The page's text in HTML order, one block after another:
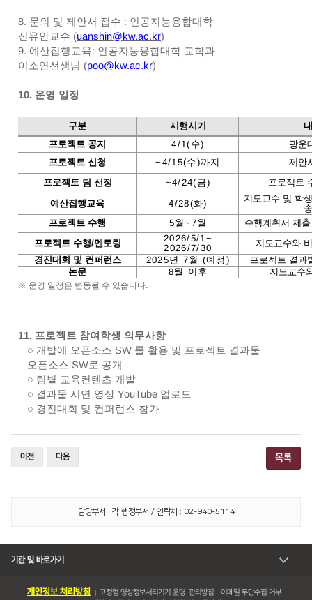
8. 문의 및 제안서 접수 : 인공지능융합대학
신유안교수 (uanshin@kw.ac.kr)
9. 예산집행교육: 인공지능융합대학 교학과
이소연선생님 (poo@kw.ac.kr)
10. 운영 일정
구분 시행시기
프로젝트 공지
4/1( 수)
광운
프로젝트 신청
~4/15(수)까지
제안
프로젝트 팀 선정
~4/24( 금)
프로젝트
예산집행교육
4/28(화)
지도교수 및 학
프로젝트 수행
5월~7월
수행계획서 제
프로젝트 수행/멘토링
2026/5/1~
2026/7/30
지도교수와
경진대회 및 컨퍼런스
2025년 7월 (예정 )
프로젝트 결과
논문
8월 이후 지도교수
※ 운영 일정은 변동될 수 있습니다
11. 프로젝트 참여학생 의무사항
○ 개발에 오픈소스 SW 를 활용 및 프로젝트 결과물
오픈소스 SW로 공개
○ 팀별 교육컨텐츠 개발
○ 결과물 시연 영상YouTube 업로드
○ 경진대회 및 컨퍼런스 참가
이전 다음 목록
담당부서 : 각 행정부서 / 연락처 : 02-940-5114
기관 및 바로가기
개인정보 처리방침 고정형 영상정보처리기기 운영・관리방침
이메일 무단수집 거부